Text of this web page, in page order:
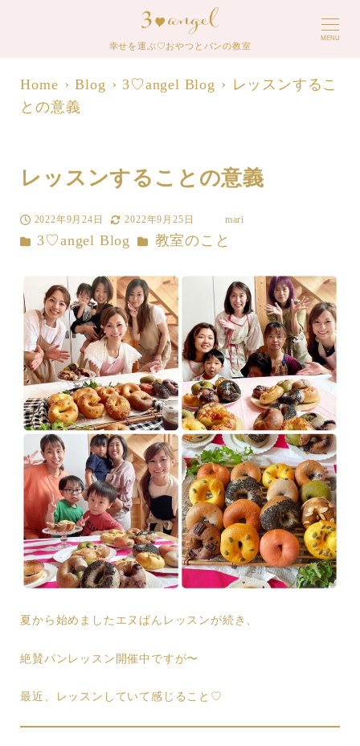
幸せを運ぶ♡おやつとパンの教室
MENU
Home Blog 3♡angel Blog
レッスンするこ
との意義
レッスンすることの意義
投稿日
2022年9月24日
更新日
2022年9月25日
者
mari
カテゴリー
3♡angel Blog カテゴリー
教室のこと
夏から始めましたエヌぱんレッスンが続き、
絶賛パンレッスン開催中ですが〜
最近、レッスンしていて感じること♡